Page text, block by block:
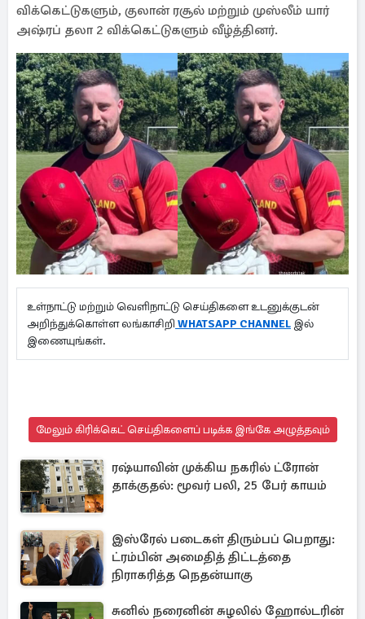
விக்கெட்டுகளும், குலான் ரசூல் மற்றும் முஸ்லீம் யார்
அஷ்ரப் தலா 2 விக்கெட்டுகளும் வீழ்த்தினர்.
உள்நாட்டு மற்றும் வெளிநாட்டு செய்திகளை உடனுக்குடன்
அறிந்துக்கொள்ள லங்காசிறி WHATSAPP CHANNEL இல்
இணையுங்கள்.
மேலும் கிரிக்கெட் செய்திகளைப் படிக்க இங்கே அழுத்தவும்
ரஷ்யாவின் முக்கிய நகரில் ட்ரோன்
தாக்குதல்: மூவர் பலி, 25 பேர் காயம்
இஸ்ரேல் படைகள் திரும்பப் பெறாது:
ட்ரம்பின் அமைதித் திட்டத்தை
நிராகரித்த நெதன்யாகு
சுனில் நரைனின் சுழலில் ஹோல்டரின்